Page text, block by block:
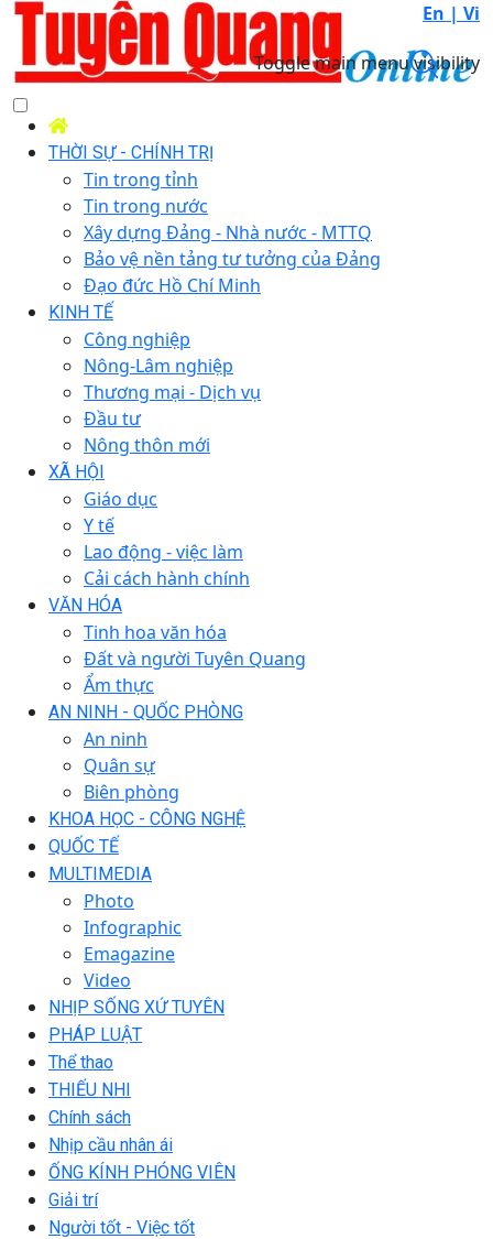
En | Vi
Toggle main menu visibility
THỜI SỰ - CHÍNH TRỊ
Tin trong tỉnh
Tin trong nước
Xây dựng Đảng - Nhà nước - MTTQ
Bảo vệ nền tảng tư tưởng của Đảng
Đạo đức Hồ Chí Minh
KINH TẾ
Công nghiệp
Nông-Lâm nghiệp
Thương mại - Dịch vụ
Đầu tư
Nông thôn mới
XÃ HỘI
Giáo dục
Y tế
Lao động - việc làm
Cải cách hành chính
VĂN HÓA
Tinh hoa văn hóa
Đất và người Tuyên Quang
Ẩm thực
AN NINH - QUỐC PHÒNG
An ninh
Quân sự
Biên phòng
KHOA HỌC - CÔNG NGHỆ
QUỐC TẾ
MULTIMEDIA
Photo
Infographic
Emagazine
Video
NHỊP SỐNG XỨ TUYÊN
PHÁP LUẬT
Thể thao
THIẾU NHI
Chính sách
Nhịp cầu nhân ái
ỐNG KÍNH PHÓNG VIÊN
Giải trí
Người tốt - Việc tốt